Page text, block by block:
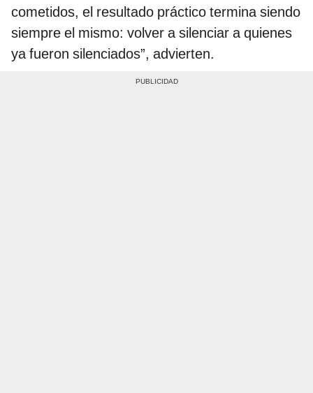
cometidos, el resultado práctico termina siendo
siempre el mismo: volver a silenciar a quienes
ya fueron silenciados”, advierten.